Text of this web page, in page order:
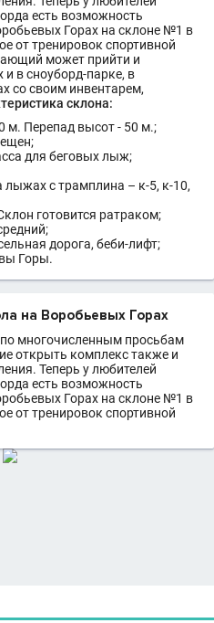
есть возможность
Горах на склоне №1 в
от тренировок спортивной
может прийти и
в сноуборд-парке, в
со своим инвентарем,
склона:
м. Перепад высот - 50 м.;
для беговых лыж;
с трамплина – к-5, к-10,
готовится ратраком;
дорога, беби-лифт;
Горы.
на Воробьевых Горах
многочисленным просьбам
открыть комплекс также и
Теперь у любителей
есть возможность
Горах на склоне №1 в
от тренировок спортивной